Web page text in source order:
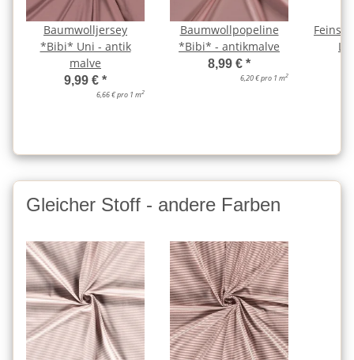
Baumwolljersey
*Bibi* Uni - antik
malve
9,99 € *
6,66 € pro 1 m2
Baumwollpopeline
*Bibi* - antikmalve
8,99 € *
6,20 € pro 1 m2
Gleicher Stoff - andere Farben